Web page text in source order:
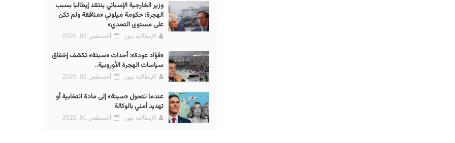
وزير الخارجية الإسباني ينتقد إيطاليا بسبب
الهجرة: حكومة ميلوني «منافقة ولم تكن
على مستوى التحدي»
الإيطالية نيوز أغسطس 03, 2026
«فؤاد عودة»: أحداث «سبتة» تكشف إخفاق
سياسات الهجرة الأوروبية..
الإيطالية نيوز أغسطس 02, 2026
عندما تتحول «سبتة» إلى مادة انتخابية أو
تهديد أمني بالوكالة
الإيطالية نيوز أغسطس 01, 2026